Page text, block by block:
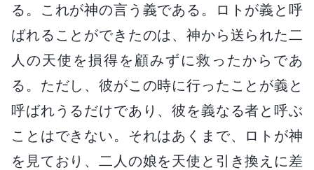
る。これが神の言う義である。ロトが義と呼
ばれることができたのは、神から送られた二
人の天使を損得を顧みずに救ったからであ
る。ただし、彼がこの時に行ったことが義と
呼ばれうるだけであり、彼を義なる者と呼ぶ
ことはできない。それはあくまで、ロトが神
を見ており、二人の娘を天使と引き換えに差